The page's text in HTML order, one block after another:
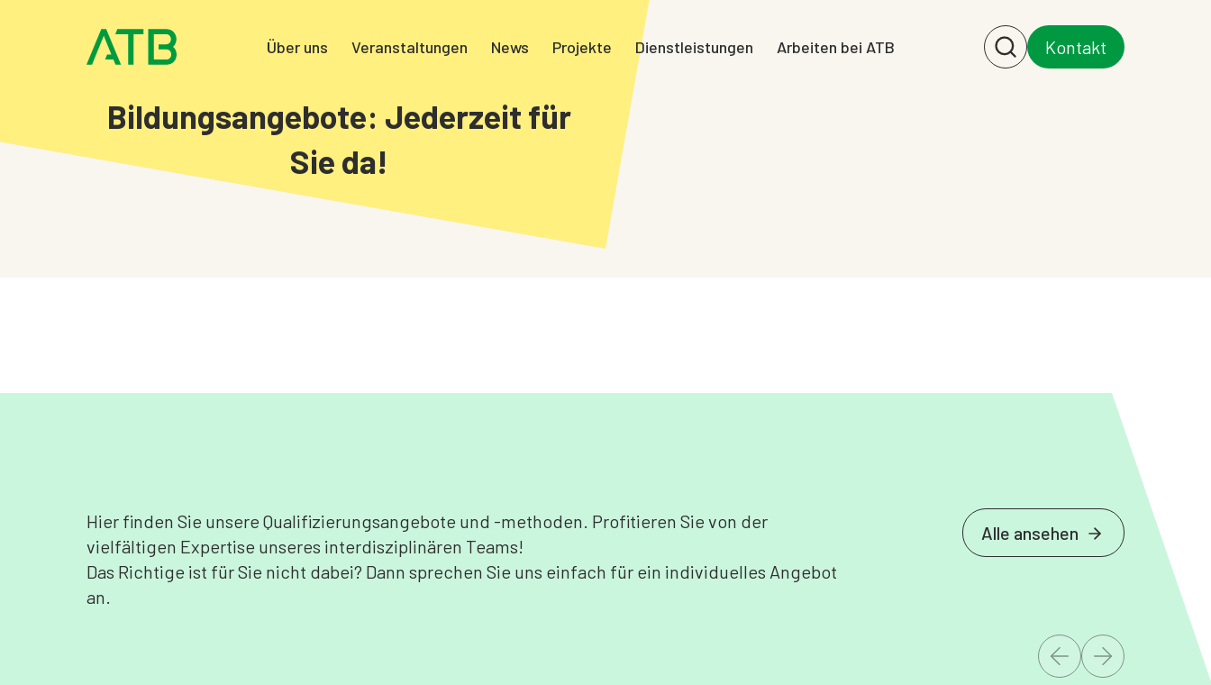
Über uns Veranstaltungen News Projekte Dienstleistungen Arbeiten bei ATB SearchKontakt
Bildungsangebote: Jederzeit für
Sie da!
Hier finden Sie unsere Qualifizierungsangebote und -methoden. Profitieren Sie von der
vielfältigen Expertise unseres interdisziplinären Teams!
Das Richtige ist für Sie nicht dabei? Dann sprechen Sie uns einfach für ein individuelles Angebot
an.
Alle ansehen
Letztes slide
Next slide